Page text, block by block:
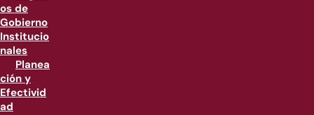
os de
Gobierno
Institucio
nales
Planea
ción y
Efectivid
ad